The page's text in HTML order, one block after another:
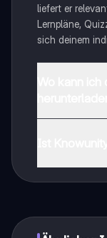
liefert er
Lernpläne,
sich deinem